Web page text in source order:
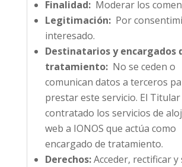
Finalidad:Moderar los
Legitimación:Por
interesado.
Destinatarios y encargados
tratamiento:No se ceden o
comunican datos a terceros
prestar este servicio. El Titular
contratado los servicios de
web a IONOS que actúa como
encargado de tratamiento.
Derechos:Acceder, rectificar